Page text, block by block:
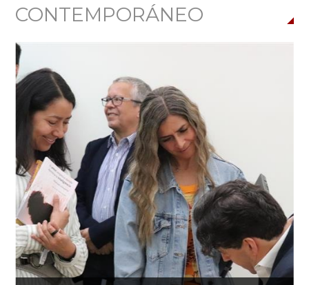
CONTEMPORÁNEO